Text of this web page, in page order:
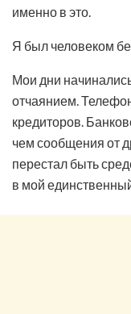
именно в это.
Я был человеком
Мои дни
отчаянием.
кредиторов.
чем сообщения от
перестал быть
в мой